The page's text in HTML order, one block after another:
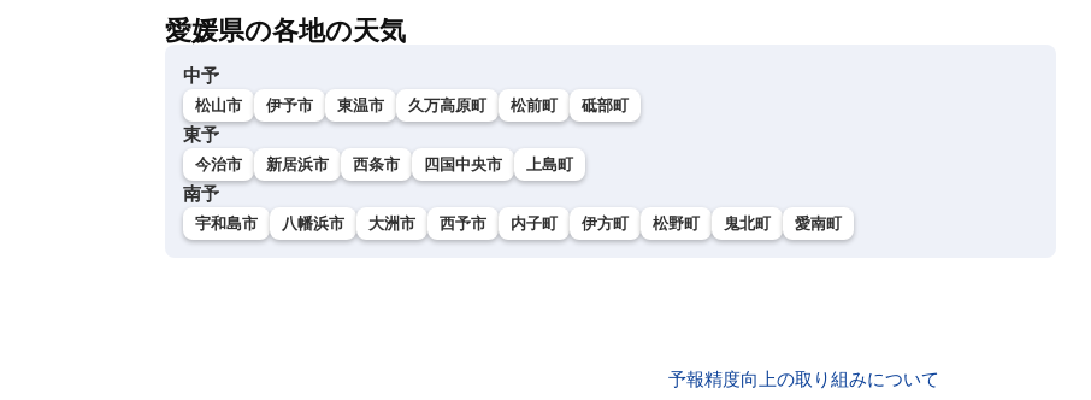
愛媛県の各地の天気
中予
松山市 伊予市 東温市 久万高原町 松前町 砥部町
東予
今治市 新居浜市 西条市 四国中央市 上島町
南予
宇和島市 八幡浜市 大洲市 西予市 内子町 伊方町 松野町 鬼北町 愛南町
予報精度向上の取り組みについて